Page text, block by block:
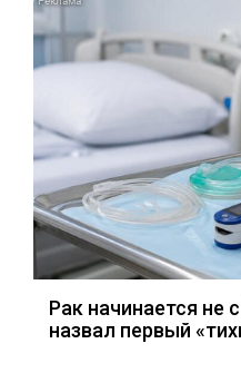
Рак начинается не
назвал первый